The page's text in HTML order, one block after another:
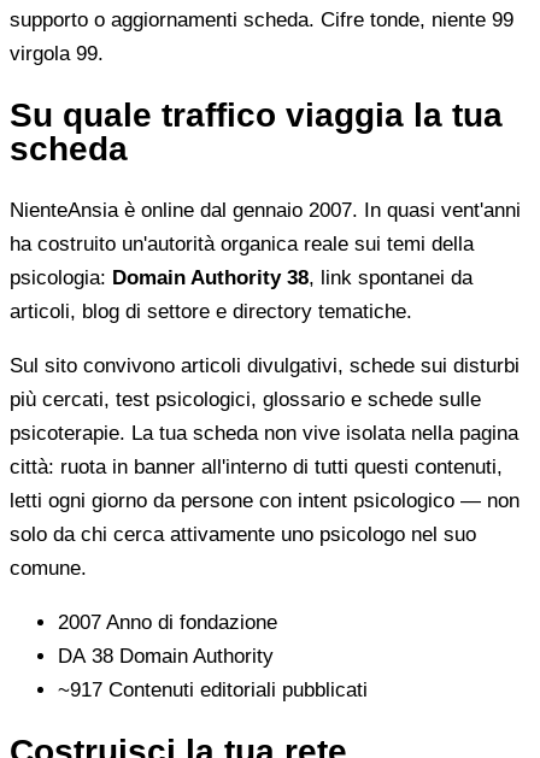
supporto o aggiornamenti scheda. Cifre tonde, niente 99
virgola 99.
Su quale traffico viaggia la tua
scheda
NienteAnsia è online dal gennaio 2007. In quasi vent'anni
ha costruito un'autorità organica reale sui temi della
psicologia: Domain Authority 38, link spontanei da
articoli, blog di settore e directory tematiche.
Sul sito convivono articoli divulgativi, schede sui disturbi
più cercati, test psicologici, glossario e schede sulle
psicoterapie. La tua scheda non vive isolata nella pagina
città: ruota in banner all'interno di tutti questi contenuti,
letti ogni giorno da persone con intent psicologico — non
solo da chi cerca attivamente uno psicologo nel suo
comune.
2007 Anno di fondazione
DA 38 Domain Authority
~917 Contenuti editoriali pubblicati